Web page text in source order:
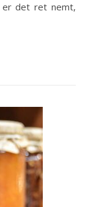
er det ret nemt,